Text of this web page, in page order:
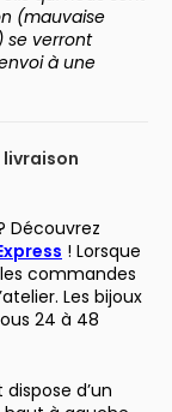
(mauvaise
se verront
à une
Découvrez
! Lorsque
commandes
Les bijoux
24 à 48
d’un